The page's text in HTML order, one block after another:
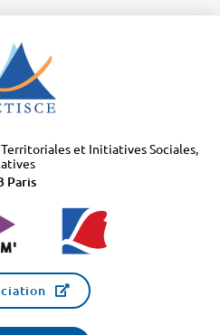
et Initiatives Sociales,
Paris